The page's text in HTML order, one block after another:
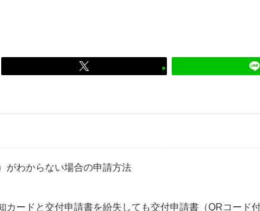
がわからない場合の申請方法
カードと交付申請書を紛失しても交付申請書（QRコード